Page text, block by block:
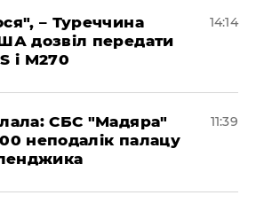
– Туреччина
дозвіл передати
і M270
14:14
СБС "Мадяра"
неподалік палацу
11:39